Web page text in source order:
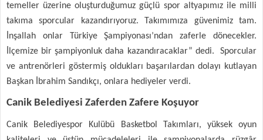
temeller üzerine oluşturduğumuz güçlü spor altyapımız ile milli
takıma sporcular kazandırıyoruz. Takımımıza güvenimiz tam.
İnşallah onlar Türkiye Şampiyonası’ndan zaferle dönecekler.
İlçemize bir şampiyonluk daha kazandıracaklar” dedi. Sporcular
ve antrenörleri göstermiş oldukları başarılardan dolayı kutlayan
Başkan İbrahim Sandıkçı, onlara hediyeler verdi.
Canik Belediyesi Zaferden Zafere Koşuyor
Canik Belediyespor Kulübü Basketbol Takımları, yüksek oyun